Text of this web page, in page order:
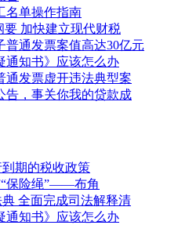
名单操作指南
要 加快建立现代财税
普通发票案值高达30亿元
通知书》应该怎么办
通发票虚开违法典型案
告，事关你我的贷款成
到期的税收政策
“保险绳”——布角
全面完成司法解释清
通知书》应该怎么办